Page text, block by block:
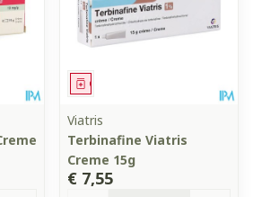
Geneesmiddel
Viatris
Terbinafine Viatris
Creme 15g
€ 7,55